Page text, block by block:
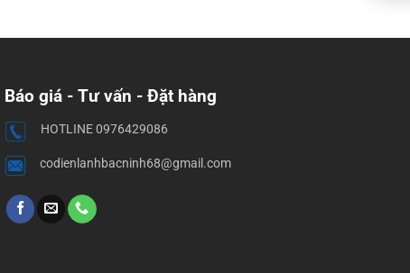
Báo giá - Tư vấn - Đặt hàng
HOTLINE 0976429086
codienlanhbacninh68@gmail.com